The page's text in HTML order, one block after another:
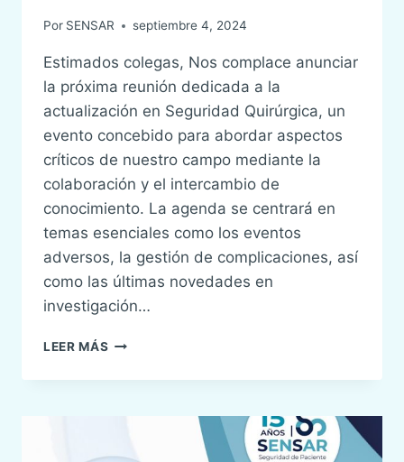
Por SENSAR septiembre 4, 2024
Estimados colegas, Nos complace anunciar
la próxima reunión dedicada a la
actualización en Seguridad Quirúrgica, un
evento concebido para abordar aspectos
críticos de nuestro campo mediante la
colaboración y el intercambio de
conocimiento. La agenda se centrará en
temas esenciales como los eventos
adversos, la gestión de complicaciones, así
como las últimas novedades en
investigación…
LEER MÁS
NACIONAL
CIRUGÍA